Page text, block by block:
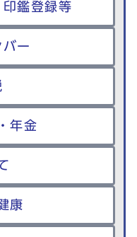
鑑登録等
ー
年金
康